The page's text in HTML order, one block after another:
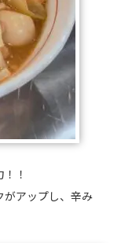
！
がアップし、辛み